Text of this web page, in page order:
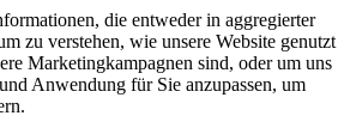
die entweder in aggregierter
zu verstehen, wie unsere Website genutzt
Marketingkampagnen sind, oder um uns
Anwendung für Sie anzupassen, um